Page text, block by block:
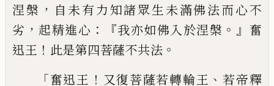
涅槃 ， 自未有力知諸眾生未滿佛法而心不
劣 ， 起精進心 ：『我亦如佛入於涅槃 。』 奮
迅王 ！ 此是第四菩薩不共法 。
「奮迅王 ！ 又復菩薩若轉輪王 、若帝釋